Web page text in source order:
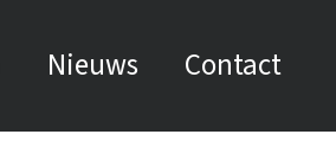
Nieuws Contact